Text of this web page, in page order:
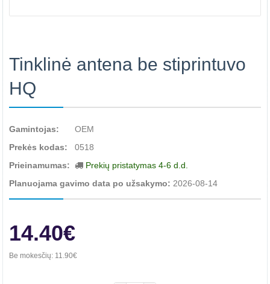
Tinklinė antena be stiprintuvo
HQ
Gamintojas:
OEM
Prekės kodas:
0518
Prieinamumas:
Prekių pristatymas 4-6 d.d.
Planuojama gavimo data po užsakymo: 2026-08-14
14.40€
Be mokesčių: 11.90€